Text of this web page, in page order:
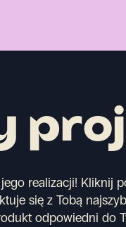
realizacji! Kliknij
się z Tobą
odpowiedni do